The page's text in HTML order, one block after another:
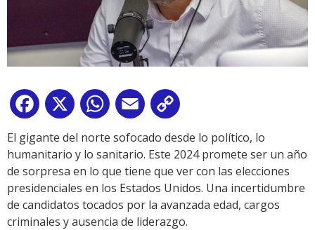
Facebook
X WhatsApp
Email
Link
El gigante del norte sofocado desde lo político, lo
humanitario y lo sanitario. Este 2024 promete ser un año
de sorpresa en lo que tiene que ver con las elecciones
presidenciales en los Estados Unidos. Una incertidumbre
de candidatos tocados por la avanzada edad, cargos
criminales y ausencia de liderazgo.